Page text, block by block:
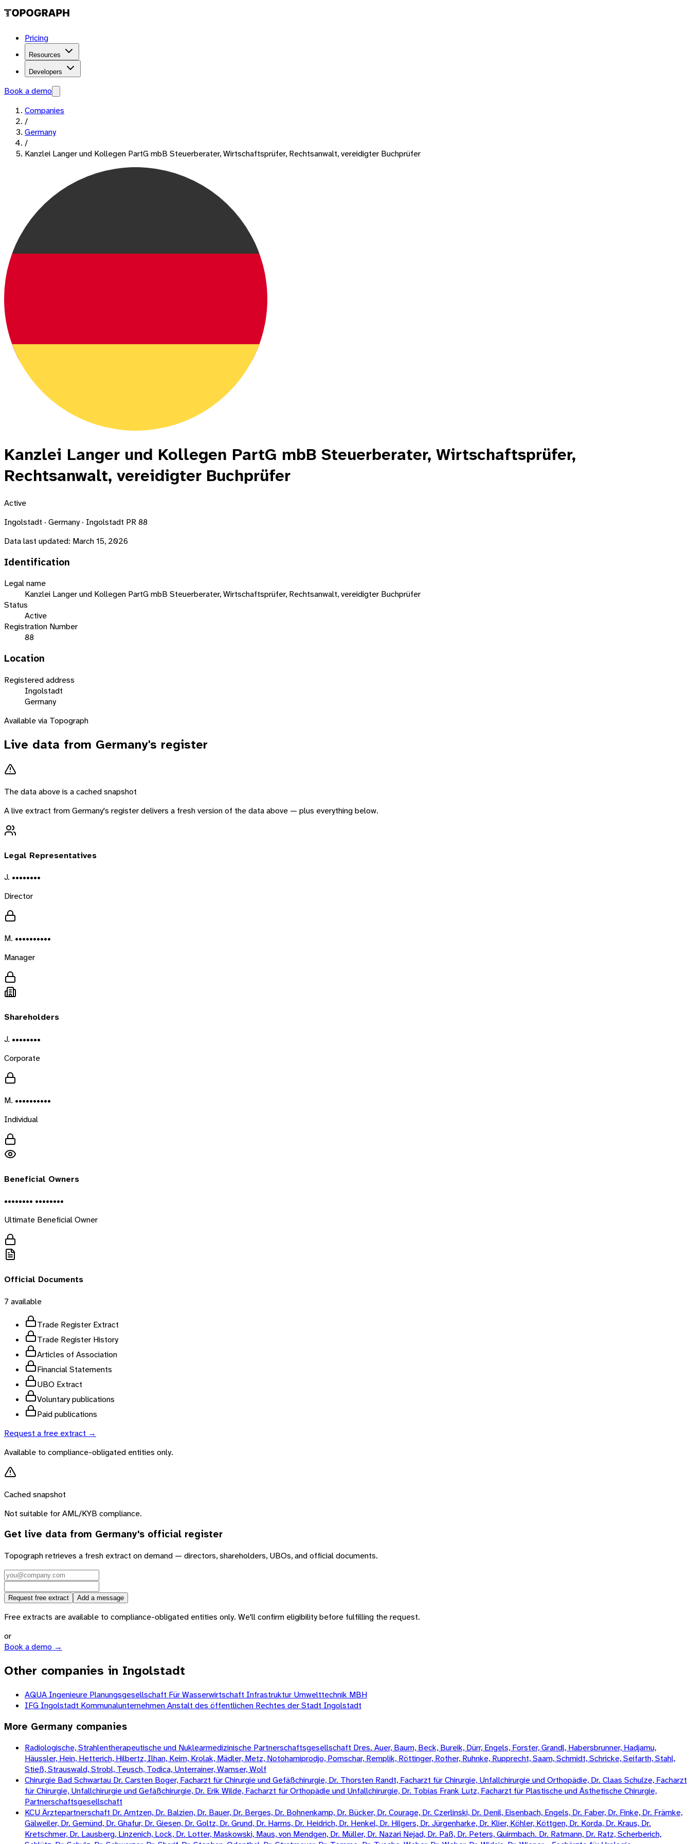
Pricing
Resources
Developers
Book a demo
Companies
/
Germany
/
Kanzlei Langer und Kollegen PartG mbB Steuerberater, Wirtschaftsprüfer, Rechtsanwalt, vereidigter Buchprüfer
Kanzlei Langer und Kollegen PartG mbB Steuerberater, Wirtschaftsprüfer,
Rechtsanwalt, vereidigter Buchprüfer
Active
Ingolstadt · Germany · Ingolstadt PR 88
Data last updated: March 15, 2026
Identification
Legal name
Kanzlei Langer und Kollegen PartG mbB Steuerberater, Wirtschaftsprüfer, Rechtsanwalt, vereidigter Buchprüfer
Status
Active
Registration Number
88
Location
Registered address
Ingolstadt
Germany
Available via Topograph
Live data from Germany's register
The data above is a cached snapshot
A live extract fromGermany's register delivers a fresh version of the data above — plus everything below.
Legal Representatives
J. ••••••••
Director
M. ••••••••••
Manager
Shareholders
J. ••••••••
Corporate
M. ••••••••••
Individual
Beneficial Owners
•••••••• ••••••••
Ultimate Beneficial Owner
Official Documents
7 available
Trade Register Extract
Trade Register History
Articles of Association
Financial Statements
UBO Extract
Voluntary publications
Paid publications
Request a free extract →
Available to compliance-obligated entities only.
Cached snapshot
Not suitable for AML/KYB compliance.
Get live data from Germany's official register
Topograph retrieves a fresh extract on demand — directors, shareholders, UBOs, and official documents.
Request free extract Add a message
Free extracts are available to compliance-obligated entities only. We'll confirm eligibility before fulfilling the request.
or
Book a demo →
Other companies in Ingolstadt
AQUA Ingenieure Planungsgesellschaft Für Wasserwirtschaft Infrastruktur Umwelttechnik MBH
IFG Ingolstadt Kommunalunternehmen Anstalt des öffentlichen Rechtes der Stadt Ingolstadt
More Germany companies
Radiologische, Strahlentherapeutische und Nuklearmedizinische Partnerschaftsgesellschaft Dres. Auer, Baum, Beck, Bureik, Dürr, Engels, Forster, Grandl, Habersbrunner, Hadjamu,
Häussler, Hein, Hetterich, Hilbertz, Ilhan, Keim, Krolak, Mädler, Metz, Notohamiprodjo, Pomschar, Remplik, Röttinger, Rother, Ruhnke, Rupprecht, Saam, Schmidt, Schricke, Seifarth, Stahl,
Stieß, Strauswald, Strobl, Teusch, Todica, Unterrainer, Wamser, Wolf
Chirurgie Bad Schwartau Dr. Carsten Boger, Facharzt für Chirurgie und Gefäßchirurgie, Dr. Thorsten Randt, Facharzt für Chirurgie, Unfallchirurgie und Orthopädie, Dr. Claas Schulze, Facharzt
für Chirurgie, Unfallchirurgie und Gefäßchirurgie, Dr. Erik Wilde, Facharzt für Orthopädie und Unfallchirurgie, Dr. Tobias Frank Lutz, Facharzt für Plastische und Ästhetische Chirurgie,
Partnerschaftsgesellschaft
KCU Ärztepartnerschaft Dr. Arntzen, Dr. Balzien, Dr. Bauer, Dr. Berges, Dr. Bohnenkamp, Dr. Bücker, Dr. Courage, Dr. Czerlinski, Dr. Denil, Eisenbach, Engels, Dr. Faber, Dr. Finke, Dr. Främke,
Gälweiler, Dr. Gemünd, Dr. Ghafur, Dr. Giesen, Dr. Goltz, Dr. Grund, Dr. Harms, Dr. Heidrich, Dr. Henkel, Dr. Hilgers, Dr. Jürgenharke, Dr. Klier, Köhler, Köttgen, Dr. Korda, Dr. Kraus, Dr.
Kretschmer, Dr. Lausberg, Linzenich, Lock, Dr. Lotter, Maskowski, Maus, von Mendgen, Dr. Müller, Dr. Nazari Nejad, Dr. Paß, Dr. Peters, Quirmbach. Dr. Ratmann, Dr. Ratz, Scherberich,